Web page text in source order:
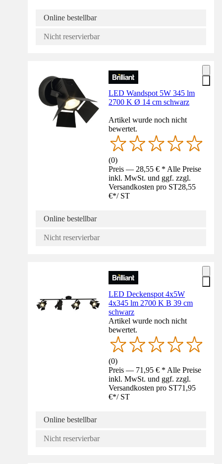
Online bestellbar
Nicht reservierbar
LED Wandspot 5W 345 lm
2700 K Ø 14 cm schwarz
Artikel wurde noch nicht
bewertet.
(0)
Preis — 28,55 € * Alle Preise
inkl. MwSt. und ggf. zzgl.
Versandkosten pro ST28,55
€*/ ST
Online bestellbar
Nicht reservierbar
LED Deckenspot 4x5W
4x345 lm 2700 K B 39 cm
schwarz
Artikel wurde noch nicht
bewertet.
(0)
Preis — 71,95 € * Alle Preise
inkl. MwSt. und ggf. zzgl.
Versandkosten pro ST71,95
€*/ ST
Online bestellbar
Nicht reservierbar